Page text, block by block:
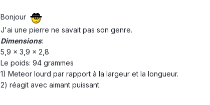
Bonjour
J'ai une pierre ne savait pas son genre.
Dimensions:
5,9 × 3,9 × 2,8
Le poids: 94 grammes
1) Meteor lourd par rapport à la largeur et la longueur.
2) réagit avec aimant puissant.